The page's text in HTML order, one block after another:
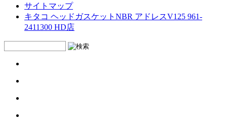
サイトマップ
キタコ ヘッドガスケットNBR アドレスV125 961-
2411300 HD店